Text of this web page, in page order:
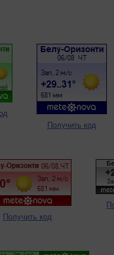
Получить код
Получить код